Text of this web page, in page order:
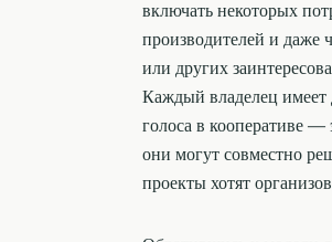
включать некоторых
производителей и даже
или других
Каждый владелец
голоса в кооперативе —
они могут совместно
проекты хотят